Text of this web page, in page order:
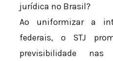
jurídica no Brasil?
Ao uniformizar a
federais, o STJ
previsibilidade nas